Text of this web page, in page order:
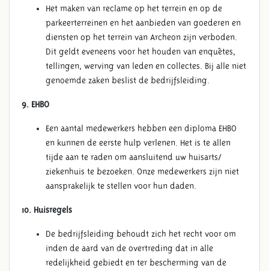
ALGEMENE VOORWAARDEN
Het maken van reclame op het terrein en op de
parkeerterreinen en het aanbieden van goederen en
diensten op het terrein van Archeon zijn verboden.
Dit geldt eveneens voor het houden van enquêtes,
tellingen, werving van leden en collectes. Bij alle niet
genoemde zaken beslist de bedrijfsleiding.
9. EHBO
Een aantal medewerkers hebben een diploma EHBO
en kunnen de eerste hulp verlenen. Het is te allen
tijde aan te raden om aansluitend uw huisarts/
ziekenhuis te bezoeken. Onze medewerkers zijn niet
aansprakelijk te stellen voor hun daden.
10. Huisregels
De bedrijfsleiding behoudt zich het recht voor om
inden de aard van de overtreding dat in alle
redelijkheid gebiedt en ter bescherming van de